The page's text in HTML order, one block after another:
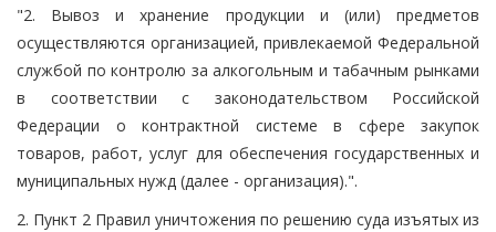
"2. Вывоз и хранение продукции и (или) предметов
осуществляются организацией, привлекаемой Федеральной
службой по контролю за алкогольным и табачным рынками
в соответствии с законодательством Российской
Федерации о контрактной системе в сфере закупок
товаров, работ, услуг для обеспечения государственных и
муниципальных нужд (далее - организация).".
2. Пункт 2 Правил уничтожения по решению суда изъятых из